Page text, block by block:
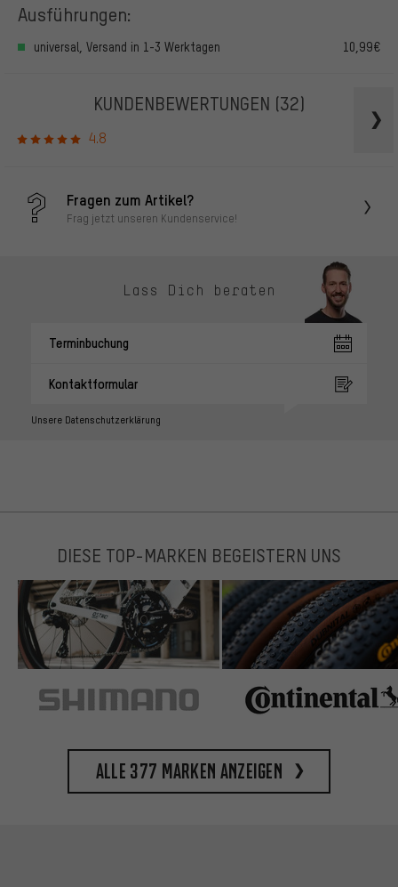
Ausführungen:
universal, Versand in 1-3 Werktagen 10,99€
KUNDENBEWERTUNGEN (32)
4.8
Fragen zum Artikel?
Frag jetzt unseren Kundenservice!
Lass Dich beraten
Terminbuchung
Kontaktformular
Unsere Datenschutzerklärung
DIESE TOP-MARKEN BEGEISTERN UNS
Alle 377 Marken anzeigen